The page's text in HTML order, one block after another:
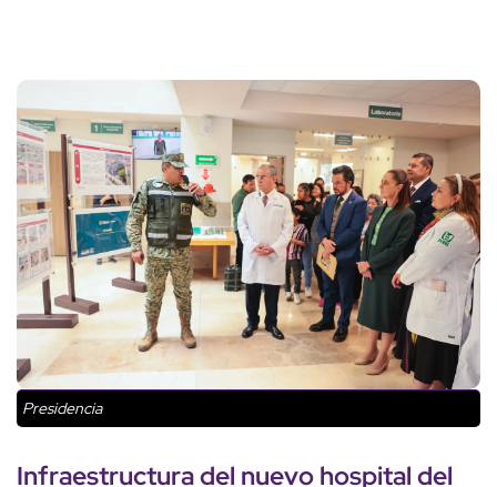
Presidencia
Infraestructura del nuevo hospital del